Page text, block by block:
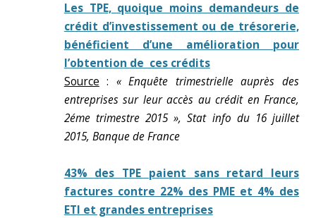
Les TPE, quoique moins demandeurs de
crédit d’investissement ou de trésorerie,
bénéficient d’une amélioration pour
l’obtention de ces crédits
Source : « Enquête trimestrielle auprès des
entreprises sur leur accès au crédit en France,
2éme trimestre 2015 », Stat info du 16 juillet
2015, Banque de France
43% des TPE paient sans retard leurs
factures contre 22% des PME et 4% des
ETI et grandes entreprises